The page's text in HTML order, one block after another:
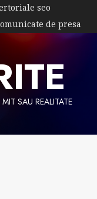
seo
de presa
SAU REALITATE